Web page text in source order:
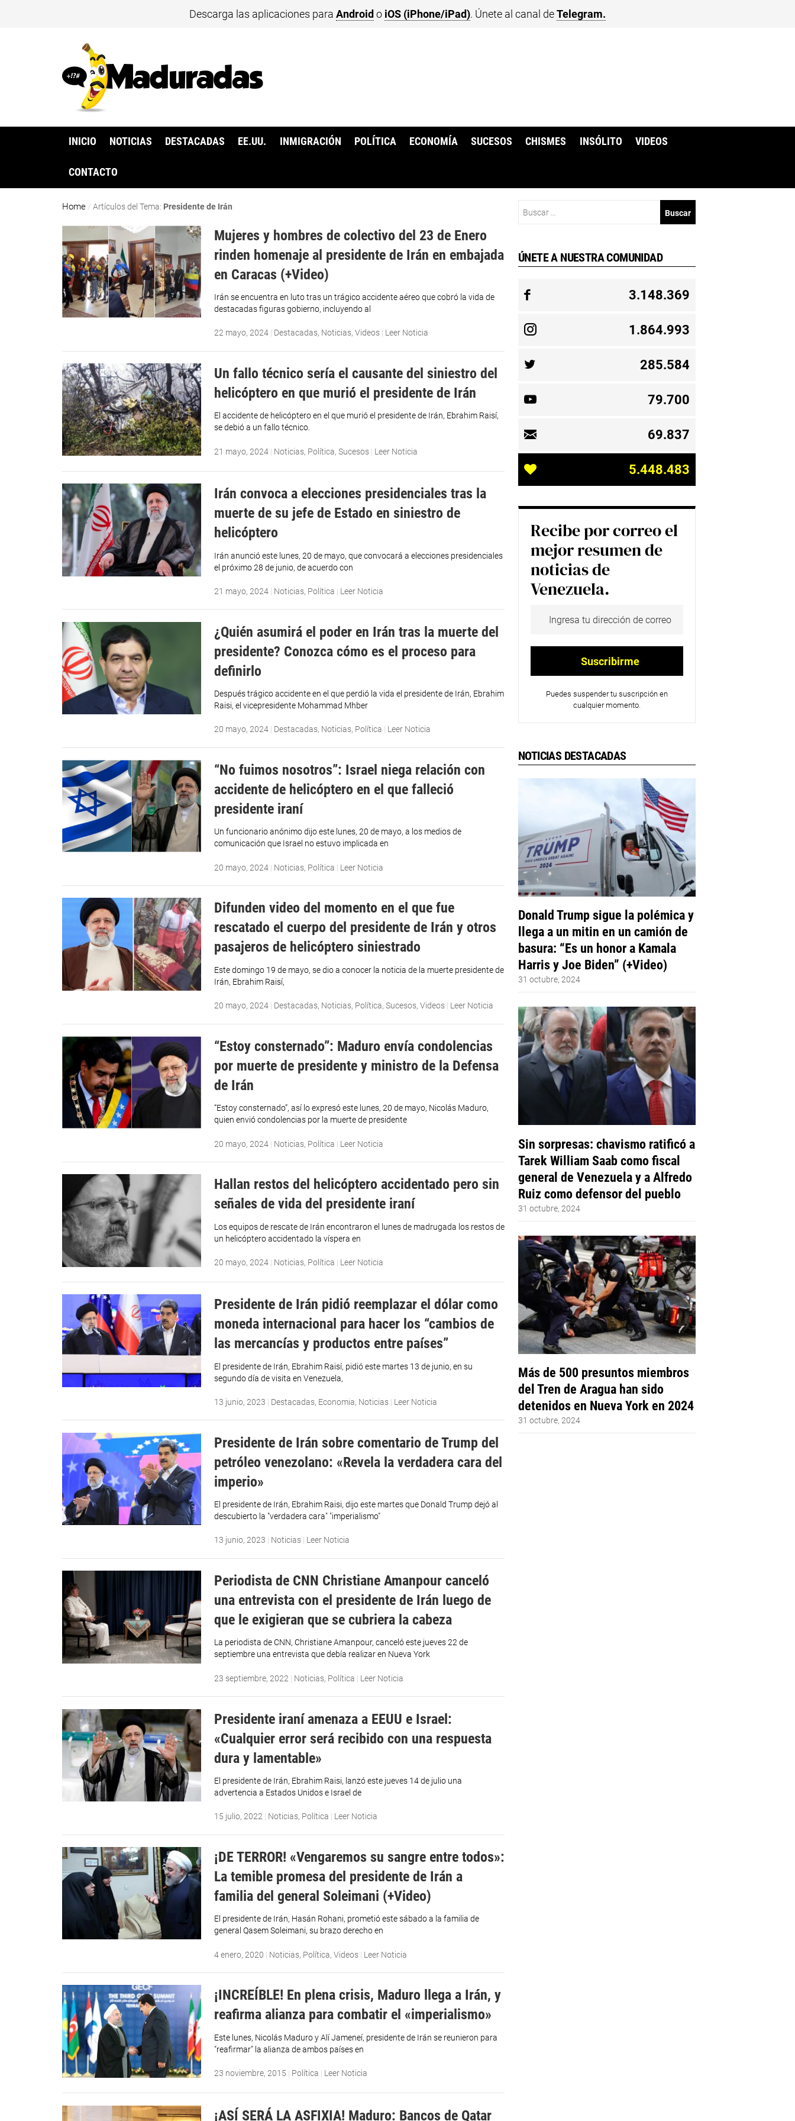
Descarga las aplicaciones para Android o iOS (iPhone/iPad). Únete al canal deTelegram.
INICIO NOTICIAS DESTACADAS EE.UU. INMIGRACIÓN POLÍTICA ECONOMÍA SUCESOS CHISMES INSÓLITO VIDEOS
CONTACTO
Home /Artículos del Tema: Presidente de Irán
Mujeres y hombres de colectivo del 23 de Enero
rinden homenaje al presidente de Irán en embajada
en Caracas (+Video)
Irán se encuentra en luto tras un trágico accidente aéreo que cobró la vida de
destacadas figuras gobierno, incluyendo al
22 mayo, 2024 | Destacadas, Noticias,Videos | Leer Noticia
Un fallo técnico sería el causante del siniestro del
helicóptero en que murió el presidente de Irán
El accidente de helicóptero en el que murió el presidente de Irán, Ebrahim Raisí,
se debió a un fallo técnico.
21 mayo, 2024 | Noticias, Política,Sucesos | Leer Noticia
Irán convoca a elecciones presidenciales tras la
muerte de su jefe de Estado en siniestro de
helicóptero
Irán anunció este lunes, 20 de mayo, que convocará a elecciones presidenciales
el próximo 28 de junio, de acuerdo con
21 mayo, 2024 | Noticias, Política | Leer Noticia
¿Quién asumirá el poder en Irán tras la muerte del
presidente? Conozca cómo es el proceso para
definirlo
Después trágico accidente en el que perdió la vida el presidente de Irán, Ebrahim
Raisi, el vicepresidente Mohammad Mhber
20 mayo, 2024 | Destacadas, Noticias, Política | Leer Noticia
“No fuimos nosotros”: Israel niega relación con
accidente de helicóptero en el que falleció
presidente iraní
Un funcionario anónimo dijo este lunes, 20 de mayo, a los medios de
comunicación que Israel no estuvo implicada en
20 mayo, 2024 | Noticias, Política | Leer Noticia
Difunden video del momento en el que fue
rescatado el cuerpo del presidente de Irán y otros
pasajeros de helicóptero siniestrado
Este domingo 19 de mayo, se dio a conocer la noticia de la muerte presidente de
Irán, Ebrahim Raisí,
20 mayo, 2024 | Destacadas, Noticias, Política,Sucesos,Videos | Leer Noticia
“Estoy consternado”: Maduro envía condolencias
por muerte de presidente y ministro de la Defensa
de Irán
“Estoy consternado”, así lo expresó este lunes, 20 de mayo, Nicolás Maduro,
quien envió condolencias por la muerte de presidente
20 mayo, 2024 | Noticias, Política | Leer Noticia
Hallan restos del helicóptero accidentado pero sin
señales de vida del presidente iraní
Los equipos de rescate de Irán encontraron el lunes de madrugada los restos de
un helicóptero accidentado la víspera en
20 mayo, 2024 | Noticias, Política | Leer Noticia
Presidente de Irán pidió reemplazar el dólar como
moneda internacional para hacer los “cambios de
las mercancías y productos entre países”
El presidente de Irán, Ebrahim Raisí, pidió este martes 13 de junio, en su
segundo día de visita en Venezuela,
13 junio, 2023 | Destacadas, Economia, Noticias | Leer Noticia
Presidente de Irán sobre comentario de Trump del
petróleo venezolano: «Revela la verdadera cara del
imperio»
El presidente de Irán, Ebrahim Raisi, dijo este martes que Donald Trump dejó al
descubierto la "verdadera cara" "imperialismo"
13 junio, 2023 | Noticias | Leer Noticia
Periodista de CNN Christiane Amanpour canceló
una entrevista con el presidente de Irán luego de
que le exigieran que se cubriera la cabeza
La periodista de CNN, Christiane Amanpour, canceló este jueves 22 de
septiembre una entrevista que debía realizar en Nueva York
23 septiembre, 2022 | Noticias, Política | Leer Noticia
Presidente iraní amenaza a EEUU e Israel:
«Cualquier error será recibido con una respuesta
dura y lamentable»
El presidente de Irán, Ebrahim Raisi, lanzó este jueves 14 de julio una
advertencia a Estados Unidos e Israel de
15 julio, 2022 | Noticias, Política | Leer Noticia
¡DE TERROR! «Vengaremos su sangre entre todos»:
La temible promesa del presidente de Irán a
familia del general Soleimani (+Video)
El presidente de Irán, Hasán Rohani, prometió este sábado a la familia de
general Qasem Soleimani, su brazo derecho en
4 enero, 2020 | Noticias, Política,Videos | Leer Noticia
¡INCREÍBLE! En plena crisis, Maduro llega a Irán, y
reafirma alianza para combatir el «imperialismo»
Este lunes, Nicolás Maduro y Alí Jameneí, presidente de Irán se reunieron para
"reafirmar" la alianza de ambos países en
23 noviembre, 2015 | Política | Leer Noticia
¡ASÍ SERÁ LA ASFIXIA! Maduro: Bancos de Qatar
ÚNETE A NUESTRA COMUNIDAD
3.148.369
1.864.993
285.584
79.700
69.837
5.448.483
Recibe por correo el
mejor resumen de
noticias de
Venezuela.
Puedes suspender tu suscripción en
cualquier momento.
NOTICIAS DESTACADAS
Donald Trump sigue la polémica y
llega a un mitin en un camión de
basura: “Es un honor a Kamala
Harris y Joe Biden” (+Video)
31 octubre, 2024
Sin sorpresas: chavismo ratificó a
Tarek William Saab como fiscal
general de Venezuela y a Alfredo
Ruiz como defensor del pueblo
31 octubre, 2024
Más de 500 presuntos miembros
del Tren de Aragua han sido
detenidos en Nueva York en 2024
31 octubre, 2024